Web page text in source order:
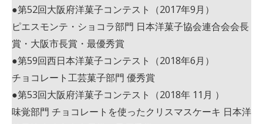
●第52回大阪府洋菓子コンテスト（2017年9月）
ピエスモンテ・ショコラ部門 日本洋菓子協会連合会会長
賞・大阪市長賞・最優秀賞
●第59回西日本洋菓子コンテスト（2018年6月）
チョコレート工芸菓子部門 優秀賞
●第53回大阪府洋菓子コンテスト（2018年 11月 ）
味覚部門 チョコレートを使ったクリスマスケーキ 日本洋